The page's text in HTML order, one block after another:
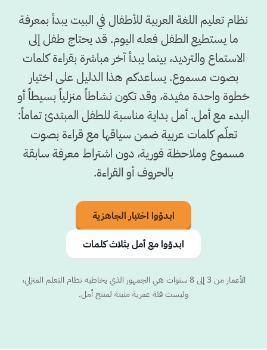
نظام تعليم اللغة العربية للأطفال في البيت يبدأ بمعرفة
ما يستطيع الطفل فعله اليوم. قد يحتاج طفل إلى
الاستماع والترديد، بينما يبدأ آخر مباشرة بقراءة كلمات
بصوت مسموع. يساعدكم هذا الدليل على اختيار
خطوة واحدة مفيدة، وقد تكون نشاطاً منزلياً بسيطاً أو
البدء مع أمل. أمل بداية مناسبة للطفل المبتدئ تماماً:
تعلّم كلمات عربية ضمن سياقها مع قراءة بصوت
مسموع وملاحظة فورية، دون اشتراط معرفة سابقة
بالحروف أو القراءة.
ابدؤوا اختبار الجاهزية
ابدؤوا مع أمل بثلاث كلمات
الأعمار من 3 إلى 8 سنوات هي الجمهور الذي يخاطبه نظام التعلم المنزلي،
وليست فئة عمرية مثبتة لمنتج أمل.